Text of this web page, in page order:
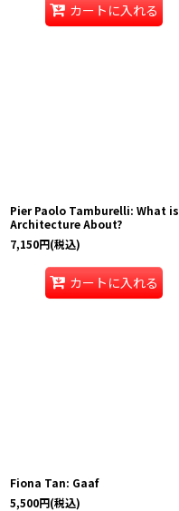
カートに入れる
Pier Paolo Tamburelli: What is
Architecture About?
7,150円(税込)
カートに入れる
Fiona Tan: Gaaf
5,500円(税込)